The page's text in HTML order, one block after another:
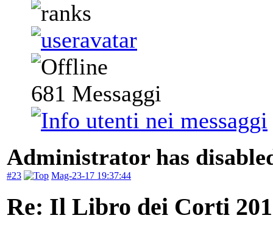
681 Messaggi
Administrator has
#23 Mag-23-17 19:37:44
Re: Il Libro dei Corti